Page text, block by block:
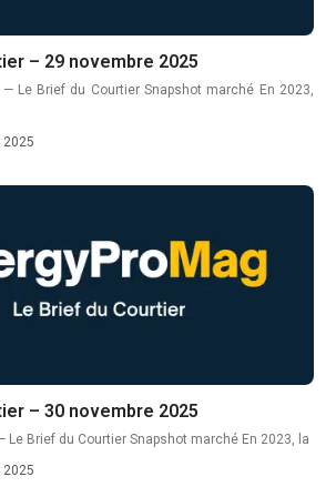
Branding
des Contrats
décarbonation
PME
salarié
courtage
industrielle
– 29 novembre 2025
Le Brief du Courtier Snapshot marché En 2023,
2025
– 30 novembre 2025
Le Brief du Courtier Snapshot marché En 2023, la
2025